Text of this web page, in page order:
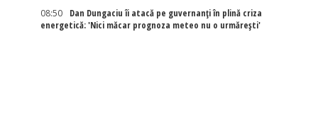
08:50
Dan Dungaciu îi atacă pe guvernanți în plină criza
energetică: 'Nici măcar prognoza meteo nu o urmărești'